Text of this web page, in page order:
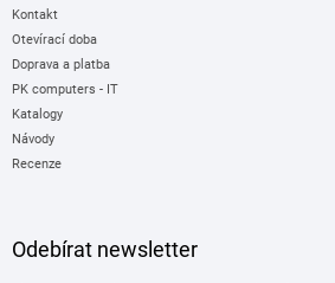
Kontakt
Otevírací doba
Doprava a platba
PK computers - IT
Katalogy
Návody
Recenze
Odebírat newsletter